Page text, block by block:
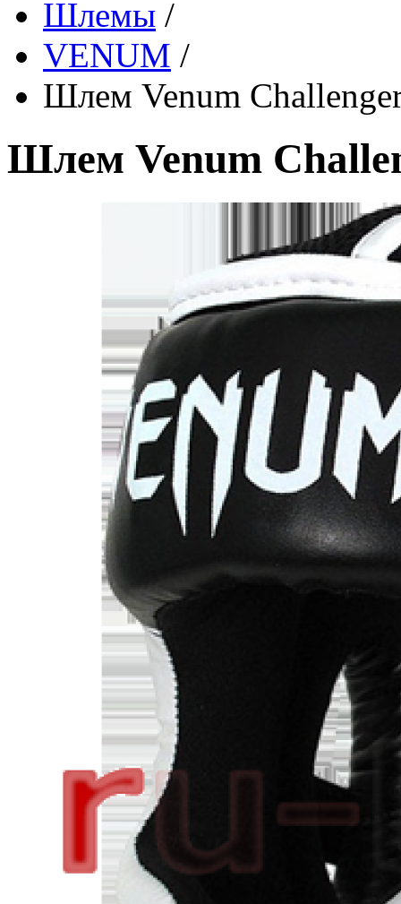
Шлемы /
VENUM /
Шлем Venum
Шлем Venum